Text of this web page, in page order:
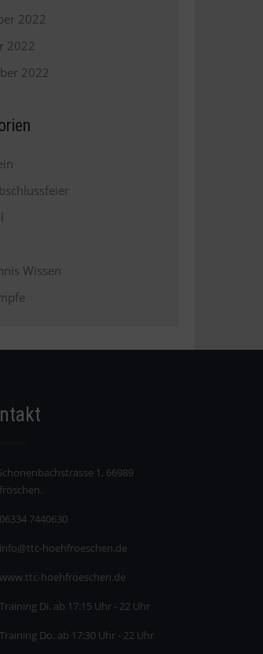
2022
2022
2022
Wissen
1, 66989
06334 7440630
info@ttc-hoehfroeschen.de
www.ttc-hoehfroeschen.de
Training Di. ab 17:15 Uhr - 22 Uhr
Training Do. ab 17:30 Uhr - 22 Uhr